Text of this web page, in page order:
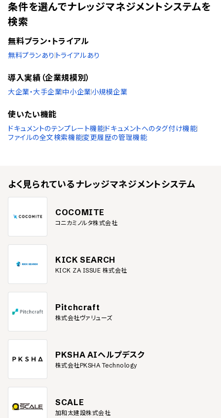
条件を選んでナレッジマネジメントシステムを
検索
無料プラン・トライアル
無料プランあり トライアルあり
導入実績（企業規模別）
大企業・大手企業中小企業小規模企業
使いたい機能
ドキュメントのテンプレート機能ドキュメントへのタグ付け機能
ファイルの全文検索機能変更履歴の管理機能
よく見られているナレッジマネジメントシステム
COCOMITE
コニカミノルタ株式会社
KICK SEARCH
KICK ZA ISSUE 株式会社
Pitchcraft
株式会社ヴァリューズ
PKSHA AIヘルプデスク
株式会社PKSHA Technology
SCALE
加和太建設株式会社